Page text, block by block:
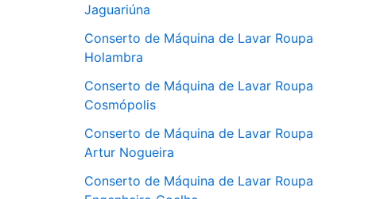
Jaguariúna
Conserto de Máquina de Lavar Roupa
Holambra
Conserto de Máquina de Lavar Roupa
Cosmópolis
Conserto de Máquina de Lavar Roupa
Artur Nogueira
Conserto de Máquina de Lavar Roupa